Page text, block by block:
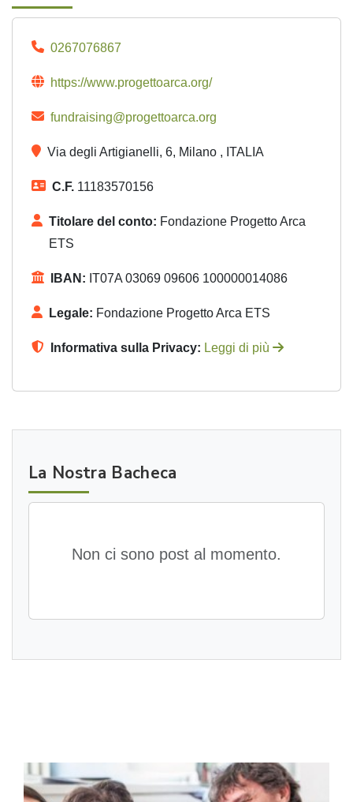
0267076867
https://www.progettoarca.org/
fundraising@progettoarca.org
Via degli Artigianelli, 6, Milano , ITALIA
C.F. 11183570156
Titolare del conto: Fondazione Progetto Arca
ETS
IBAN: IT07A 03069 09606 100000014086
Legale: Fondazione Progetto Arca ETS
Informativa sulla Privacy: Leggi di più
La Nostra Bacheca
Non ci sono post al momento.